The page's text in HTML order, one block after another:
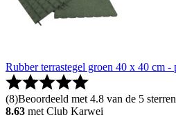
Rubber terrastegel groen 40 x 40 cm -
(8)Beoordeeld met 4.8 van de 5
8.63 met Club Karwei